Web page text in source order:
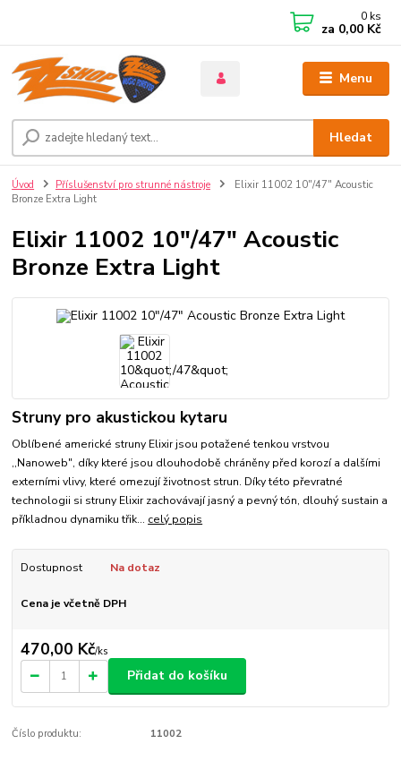
Menu
Hledat
0 ks
za 0,00 Kč
Úvod Příslušenství pro strunné nástroje
Elixir 11002 10"/47" Acoustic
Bronze Extra Light
Elixir 11002 10"/47" Acoustic
Bronze Extra Light
Struny pro akustickou kytaru
Oblíbené americké struny Elixir jsou potažené tenkou vrstvou
,,Nanoweb", díky které jsou dlouhodobě chráněny před korozí a dalšími
externími vlivy, které omezují životnost strun. Díky této převratné
technologii si struny Elixir zachovávají jasný a pevný tón, dlouhý sustain a
příkladnou dynamiku třik... celý popis
Dostupnost Na dotaz
Cena je včetně DPH
470,00 Kč/ks
Přidat do košíku
Číslo produktu: 11002